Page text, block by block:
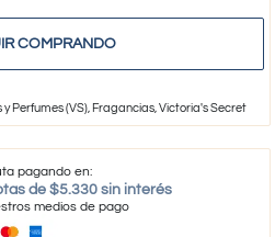
COMPRANDO
y Perfumes (VS), Fragancias,Victoria's Secret
pagando en:
de $5.330 sin interés
medios de pago